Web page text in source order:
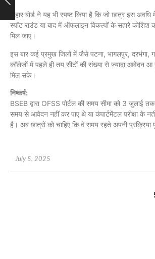
बिहार बोर्ड ने यह भी स्पष्ट किया है कि जो छात्र इस
स्पॉट राउंड या बाद में ऑफलाइन विकल्पों के सहारे कोशिश
मिल जाए।
इस बार कई प्रमुख जिलों में जैसे पटना, भागलपुर, दरभंगा,
कॉलेजों में पहले ही तय सीटों की संख्या से ज्यादा आवेदन आ
मिल सके।
निष्कर्ष:
BSEB द्वारा OFSS पोर्टल की समय सीमा को 3 जुलाई
समय से आवेदन नहीं कर पाए थे या कंपार्टमेंटल परीक्षा के
है। अब छात्रों को चाहिए कि वे समय रहते अपनी
July 5, 2025